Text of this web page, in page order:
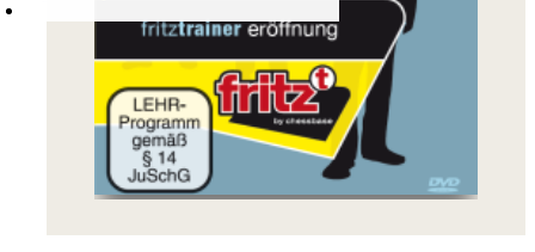
CARRO DE LA COMPRA
0
PRODUCTO
0,00 €
✔